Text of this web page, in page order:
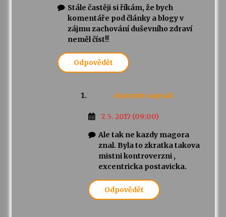
Stále častěji si říkám, že bych
komentáře pod články a blogy v
zájmu zachování duševního zdraví
neměl číst!!
Odpovědět
Anonym napsal:
7. 5. 2017 (09:00)
Ale tak ne kazdy magora
znal. Byla to zkratka takova
mistni kontroverzni ,
excentricka postavicka.
Odpovědět